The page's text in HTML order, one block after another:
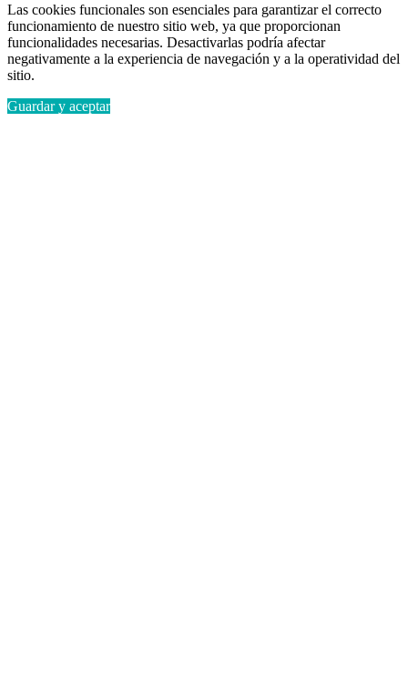
Las cookies funcionales son esenciales para garantizar el correcto
funcionamiento de nuestro sitio web, ya que proporcionan
funcionalidades necesarias. Desactivarlas podría afectar
negativamente a la experiencia de navegación y a la operatividad del
sitio.
Guardar y aceptar